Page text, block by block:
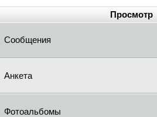
Просмотр
Сообщения
Анкета
Фотоальбомы